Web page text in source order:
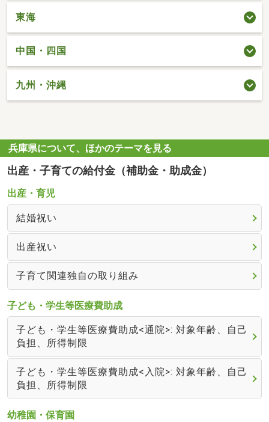
東海
中国・四国
九州・沖縄
兵庫県について、ほかのテーマを見る
出産・子育ての給付金（補助金・助成金）
出産・育児
結婚祝い
出産祝い
子育て関連独自の取り組み
子ども・学生等医療費助成
子ども・学生等医療費助成<通院>: 対象年齢、自己
負担、所得制限
子ども・学生等医療費助成<入院>: 対象年齢、自己
負担、所得制限
幼稚園・保育園